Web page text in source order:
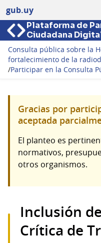
gub.uy
Plataforma de
Ciudadana
Consulta pública sobre la
fortalecimiento de la
/Participar en la Consulta
Gracias por
aceptada
El planteo es
normativos,
otros organismos.
Inclusión
Crítica de